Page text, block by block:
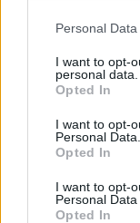
Please note that
not limited to your
grant or deny
use your data for
consent section.
Personal
I want to opt-
personal data.
Opted In
I want to opt-
Personal Data.
Opted In
I want to opt-
Personal Data
Opted In